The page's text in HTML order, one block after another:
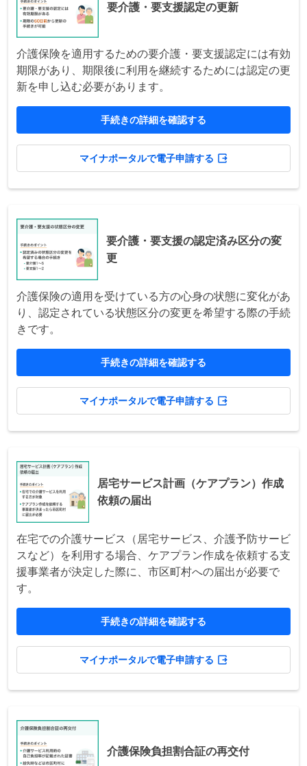
要介護・要支援認定の更新
介護保険を適用するための要介護・要支援認定には有効
期限があり、期限後に利用を継続するためには認定の更
新を申し込む必要があります。
手続きの詳細を確認する
マイナポータルで電子申請する
要介護・要支援の認定済み区分の変
更
介護保険の適用を受けている方の心身の状態に変化があ
り、認定されている状態区分の変更を希望する際の手続
きです。
手続きの詳細を確認する
マイナポータルで電子申請する
居宅サービス計画（ケアプラン）作成
依頼の届出
在宅での介護サービス（居宅サービス、介護予防サービ
スなど）を利用する場合、ケアプラン作成を依頼する支
援事業者が決定した際に、市区町村への届出が必要で
す。
手続きの詳細を確認する
マイナポータルで電子申請する
介護保険負担割合証の再交付